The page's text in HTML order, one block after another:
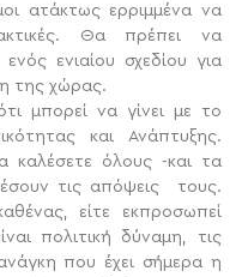
ατάκτως ερριμμένα να
Θα πρέπει να
ενιαίου σχεδίου για
της χώρας.
μπορεί να γίνει με το
και Ανάπτυξης.
καλέσετε όλους -και τα
τις απόψεις τους.
είτε εκπροσωπεί
πολιτική δύναμη, τις
που έχει σήμερα η